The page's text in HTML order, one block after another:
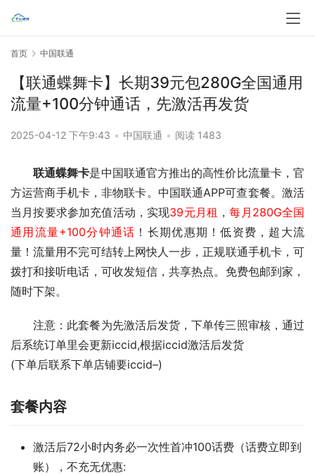
首页 中国联通
【联通蝶舞卡】长期39元包280G全国通用
流量+100分钟通话，先激活再发货
2025-04-12 下午9:43 • 中国联通 • 阅读 1483
联通蝶舞卡是中国联通官方推出的高性价比流量卡，官
方运营商手机卡，非物联卡。中国联通APP可查套餐。激活
当月按要求参加充值活动，实现39元月租 ，每月280G全国
通用流量+100分钟通话 ！长期优惠期！低资费，超大流
量！流量用不完可结转上网快人一步，正规联通手机卡，可
拨打和接听电话，可收发短信，共享热点。免费包邮到家，
随时下架。
注意：此套餐为先激活后发货，下单传三照审核，通过
后系统订单里会更新iccid,根据iccid激活后发货
(下单后联系下单店铺要iccid–)
套餐内容
激活后72小时内务必一次性首冲100话费（话费立即到
账），不充无优惠: